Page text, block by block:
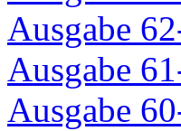
Ausgabe
Ausgabe
Ausgabe